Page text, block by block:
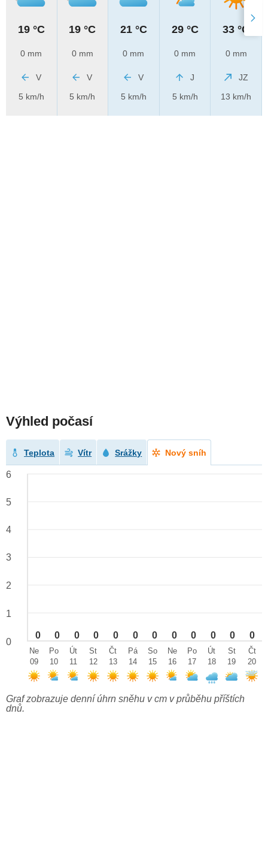
19 °C
0 mm
V
5 km/h
19 °C
0 mm
V
5 km/h
21 °C
0 mm
V
5 km/h
29 °C
0 mm
J
5 km/h
33 °C
0 mm
JZ
13 km/h
Výhled počasí
Teplota Vítr Srážky Nový sníh
0 0 0 0 0 0 0 0 0 0 0 0
6
5
4
3
2
1
0
Ne
09
Po
10
Út
11
St
12
Čt
13
Pá
14
So
15
Ne
16
Po
17
Út
18
St
19
Čt
20
Graf zobrazuje denní úhrn sněhu v cm v průběhu příštích
dnů.